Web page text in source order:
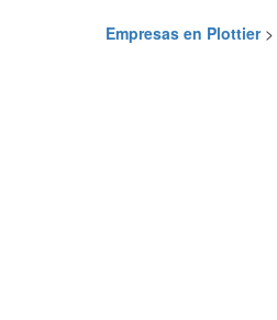
Empresas en Plottier>